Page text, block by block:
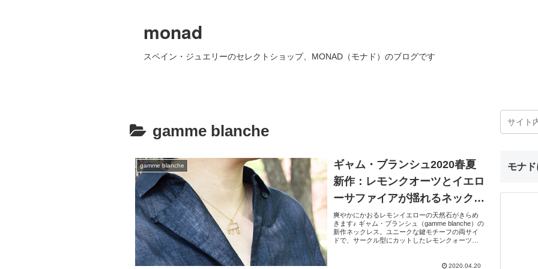
monad
スペイン・ジュエリーのセレクトショップ、MONAD（モナド）のブログです
gamme blanche
gamme blanche
ギャム・ブランシュ2020春夏
新作：レモンクオーツとイエロ
ーサファイアが揺れるネックレ
ス
爽やかにかおるレモンイエローの天然石がきらめ
きます♪ ギャム・ブランシュ（gamme blanche）の
新作ネックレス。ユニークな鍵モチーフの両サイ
ドで、サークル型にカットしたレモンクォーツと
2020.04.20
モナ